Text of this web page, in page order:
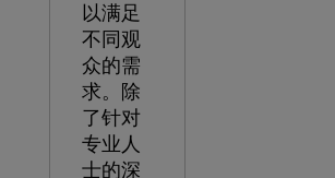
以满足
不同观
众的需
求。除
了针对
专业人
士的深